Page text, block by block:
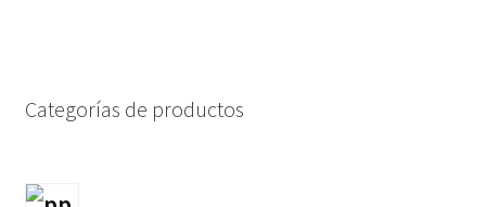
Categorías de productos